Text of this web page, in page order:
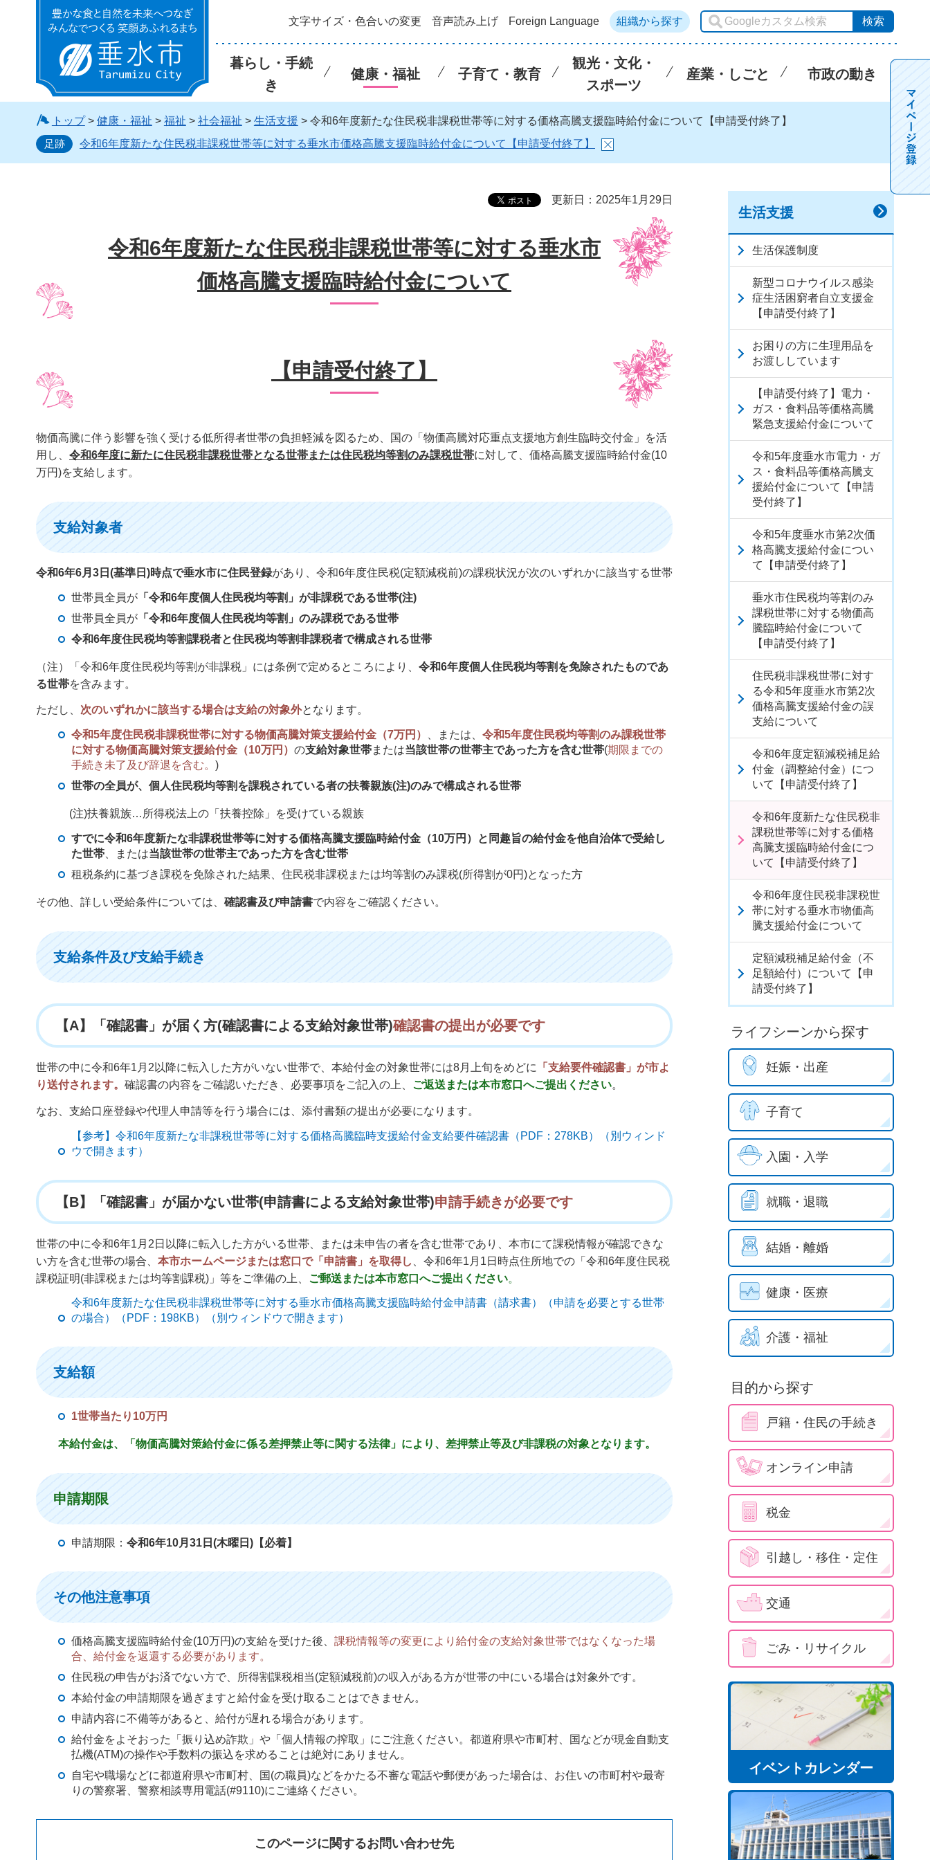
垂水市 文字サイズ・色合いの変更 音声読み上げ Foreign Language 組織から探す
暮らし・手続
き
健康・福祉 子育て・教育
観光・文化・
スポーツ
産業・しごと 市政の動き
トップ> 健康・福祉 > 福祉 > 社会福祉 > 生活支援 > 令和6年度新たな住民税非課税世帯等に対する価格高騰支援臨時給付金について【申請受付終了】
足跡
令和6年度新たな住民税非課税世帯等に対する垂水市価格高騰支援臨時給付金について【申請受付終了】
更新日：2025年1月29日
令和6年度新たな住民税非課税世帯等に対する垂水市
価格高騰支援臨時給付金について
【申請受付終了】
物価高騰に伴う影響を強く受ける低所得者世帯の負担軽減を図るため、国の「物価高騰対応重点支援地方創生臨時交付金」を活
用し、 令和6年度に新たに住民税非課税世帯となる世帯または住民税均等割のみ課税世帯に対して、価格高騰支援臨時給付金(10
万円)を支給します。
支給対象者
令和6年6月3日(基準日)時点で垂水市に住民登録があり、令和6年度住民税(定額減税前)の課税状況が次のいずれかに該当する世帯
世帯員全員が 「令和6年度個人住民税均等割」が非課税である世帯(注)
世帯員全員が 「令和6年度個人住民税均等割」のみ課税である世帯
令和6年度住民税均等割課税者と住民税均等割非課税者で構成される世帯
（注）「令和6年度住民税均等割が非課税」には条例で定めるところにより、 令和6年度個人住民税均等割を免除されたものであ
る世帯を含みます。
ただし、 次のいずれかに該当する場合は支給の対象外となります。
令和5年度住民税非課税世帯に対する物価高騰対策支援給付金（7万円） 、または、令和5年度住民税均等割のみ課税世帯
に対する物価高騰対策支援給付金（10万円）の支給対象世帯または当該世帯の世帯主であった方を含む世帯(期限までの
手続き未了及び辞退を含む。)
世帯の全員が、個人住民税均等割を課税されている者の扶養親族(注)のみで構成される世帯
(注)扶養親族…所得税法上の「扶養控除」を受けている親族
すでに令和6年度新たな非課税世帯等に対する価格高騰支援臨時給付金（10万円）と同趣旨の給付金を他自治体で受給し
た世帯 、または当該世帯の世帯主であった方を含む世帯
租税条約に基づき課税を免除された結果、住民税非課税または均等割のみ課税(所得割が0円)となった方
その他、詳しい受給条件については、 確認書及び申請書で内容をご確認ください。
支給条件及び支給手続き
【A】「確認書」が届く方(確認書による支給対象世帯)確認書の提出が必要です
世帯の中に令和6年1月2以降に転入した方がいない世帯で、本給付金の対象世帯には8月上旬をめどに
「支給要件確認書」が市よ
り送付されます。 確認書の内容をご確認いただき、必要事項をご記入の上、 ご返送または本市窓口へご提出ください。
なお、支給口座登録や代理人申請等を行う場合には、添付書類の提出が必要になります。
【参考】令和6年度新たな非課税世帯等に対する価格高騰臨時支援給付金支給要件確認書（PDF：278KB）（別ウィンド
ウで開きます）
【B】「確認書」が届かない世帯(申請書による支給対象世帯)申請手続きが必要です
世帯の中に令和6年1月2日以降に転入した方がいる世帯、または未申告の者を含む世帯であり、本市にて課税情報が確認できな
い方を含む世帯の場合、 本市ホームページまたは窓口で「申請書」を取得し
、令和6年1月1日時点住所地での「令和6年度住民税
課税証明(非課税または均等割課税)」等をご準備の上、 ご郵送または本市窓口へご提出ください。
令和6年度新たな住民税非課税世帯等に対する垂水市価格高騰支援臨時給付金申請書（請求書）（申請を必要とする世帯
の場合）（PDF：198KB）（別ウィンドウで開きます）
支給額
1世帯当たり10万円
本給付金は、「物価高騰対策給付金に係る差押禁止等に関する法律」により、差押禁止等及び非課税の対象となります。
申請期限
申請期限：令和6年10月31日(木曜日)【必着】
その他注意事項
価格高騰支援臨時給付金(10万円)の支給を受けた後、課税情報等の変更により給付金の支給対象世帯ではなくなった場
合、給付金を返還する必要があります。
住民税の申告がお済でない方で、所得割課税相当(定額減税前)の収入がある方が世帯の中にいる場合は対象外です。
本給付金の申請期限を過ぎますと給付金を受け取ることはできません。
申請内容に不備等があると、給付が遅れる場合があります。
給付金をよそおった「振り込め詐欺」や「個人情報の搾取」にご注意ください。都道府県や市町村、国などが現金自動支
払機(ATM)の操作や手数料の振込を求めることは絶対にありません。
自宅や職場などに都道府県や市町村、国(の職員)などをかたる不審な電話や郵便があった場合は、お住いの市町村や最寄
りの警察署、警察相談専用電話(#9110)にご連絡ください。
このページに関するお問い合わせ先
生活支援
生活保護制度
新型コロナウイルス感染
症生活困窮者自立支援金
【申請受付終了】
お困りの方に生理用品を
お渡ししています
【申請受付終了】電力・
ガス・食料品等価格高騰
緊急支援給付金について
令和5年度垂水市電力・ガ
ス・食料品等価格高騰支
援給付金について【申請
受付終了】
令和5年度垂水市第2次価
格高騰支援給付金につい
て【申請受付終了】
垂水市住民税均等割のみ
課税世帯に対する物価高
騰臨時給付金について
【申請受付終了】
住民税非課税世帯に対す
る令和5年度垂水市第2次
価格高騰支援給付金の誤
支給について
令和6年度定額減税補足給
付金（調整給付金）につ
いて【申請受付終了】
令和6年度新たな住民税非
課税世帯等に対する価格
高騰支援臨時給付金につ
いて【申請受付終了】
令和6年度住民税非課税世
帯に対する垂水市物価高
騰支援給付金について
定額減税補足給付金（不
足額給付）について【申
請受付終了】
ライフシーンから探す
妊娠・出産
子育て
入園・入学
就職・退職
結婚・離婚
健康・医療
介護・福祉
目的から探す
戸籍・住民の手続き
オンライン申請
税金
引越し・移住・定住
交通
ごみ・リサイクル
イベントカレンダー